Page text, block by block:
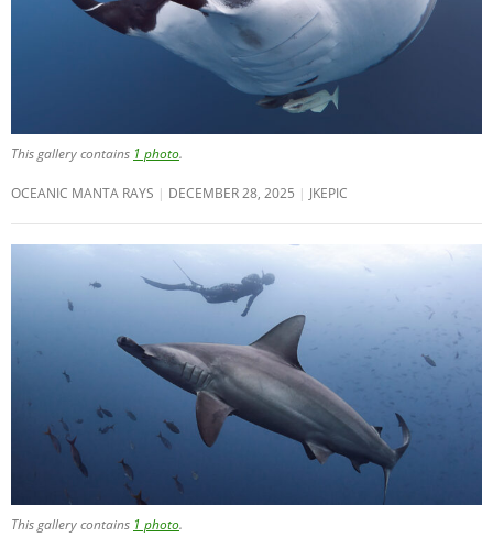
This gallery contains 1 photo.
OCEANIC MANTA RAYS DECEMBER 28, 2025 JKEPIC
This gallery contains 1 photo.